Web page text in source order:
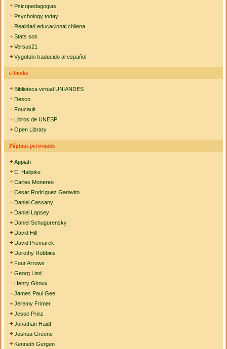
Psicopedagogias
Psychology today
Realidad educacional chilena
Stats sos
Versus21
Vygotski traducido al español
e-books
Biblioteca virtual UNIANDES
Desco
Foucault
Libros de UNESP
Open Library
Páginas personales
Appiah
C. Hallpike
Carles Monereo
Cesar Rodríguez Garavito
Daniel Cassany
Daniel Lapsey
Daniel Schugurensky
David Hill
David Premarck
Dorothy Robbins
Four Arrows
Georg Lind
Henry Giroux
James Paul Gee
Jeremy Frimer
Jesse Prinz
Jonathan Haidt
Joshua Greene
Kenneth Gergen